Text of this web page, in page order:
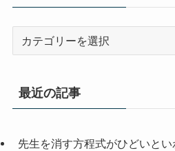
リ
最近の記事
先生を消す方程式がひどいと